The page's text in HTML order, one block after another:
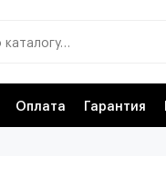
Оплата Гарантия